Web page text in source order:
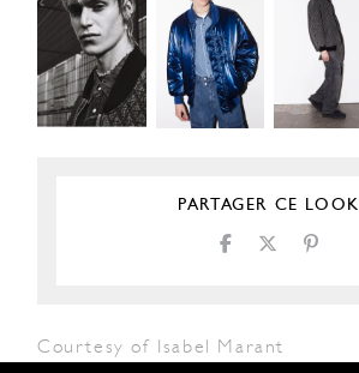
PARTAGER CE LOOK
Courtesy of Isabel Marant